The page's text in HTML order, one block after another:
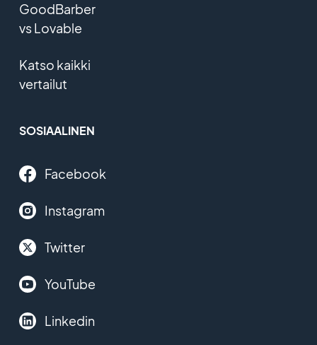
GoodBarber
vs Lovable
Katso kaikki
vertailut
SOSIAALINEN
Facebook
Instagram
Twitter
YouTube
Linkedin